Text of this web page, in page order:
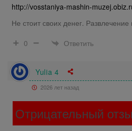
http://vosstaniya-mashin-
Не стоит своих денег.
0
Ответить
Yulia 4
2026 лет назад
Отрицательный